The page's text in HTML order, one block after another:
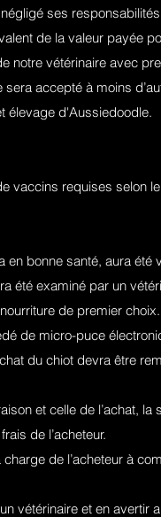
ses
de la valeur payée
notre vétérinaire avec
accepté à moins
élevage d'Aussiedoodle.
vaccins requises selon
en bonne santé, aura été
été examiné par un
de premier choix.
de micro-puce
du chiot devra être
et celle de l’achat,
de l’acheteur.
de l’acheteur à
vétérinaire et en avertir